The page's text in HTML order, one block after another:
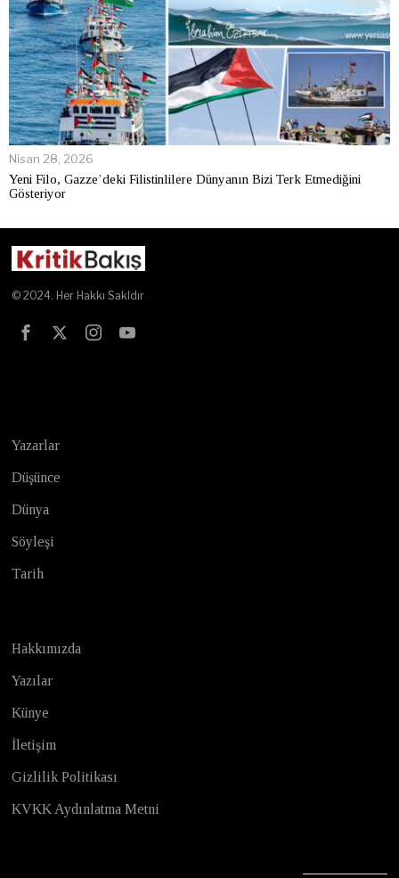
Nisan 28, 2026
Yeni Filo, Gazze’deki Filistinlilere Dünyanın Bizi Terk Etmediğini
Gösteriyor
© 2024. Her Hakkı Sakldır
Yazarlar
Düşünce
Dünya
Söyleşi
Tarih
Hakkımızda
Yazılar
Künye
İletişim
Gizlilik Politikası
KVKK Aydınlatma Metni